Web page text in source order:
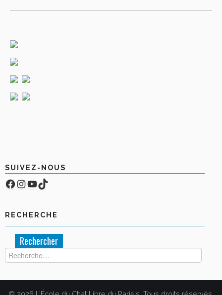
SUIVEZ-NOUS
Facebook
Compte Instagram
YouTube
TikTok
RECHERCHE
Rechercher :